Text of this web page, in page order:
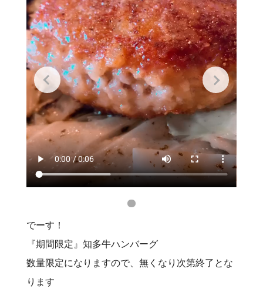
でーす！
『期間限定』知多牛ハンバーグ
数量限定になりますので、無くなり次第終了とな
ります